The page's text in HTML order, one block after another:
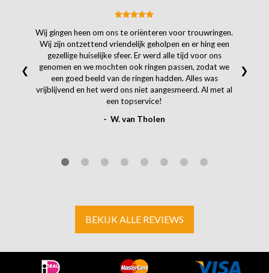
Wij gingen heen om ons te oriënteren voor trouwringen.
Wij zijn ontzettend vriendelijk geholpen en er hing een
gezellige huiselijke sfeer. Er werd alle tijd voor ons
genomen en we mochten ook ringen passen, zodat we
een goed beeld van de ringen hadden. Alles was
vrijblijvend en het werd ons niet aangesmeerd. Al met al
een topservice!
- W. van Tholen
❮ ❯
BEKIJK ALLE REVIEWS